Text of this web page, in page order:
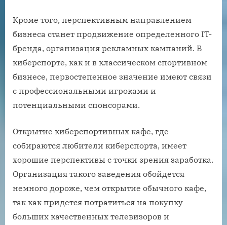
Кроме того, перспективным направлением
бизнеса станет продвижение определенного IT-
бренда, организация рекламных кампаний. В
киберспорте, как и в классическом спортивном
бизнесе, первостепенное значение имеют связи
с профессиональными игроками и
потенциальными спонсорами.
Открытие киберспортивных кафе, где
собираются любители киберспорта, имеет
хорошие перспективы с точки зрения заработка.
Организация такого заведения обойдется
немного дороже, чем открытие обычного кафе,
так как придется потратиться на покупку
больших качественных телевизоров и